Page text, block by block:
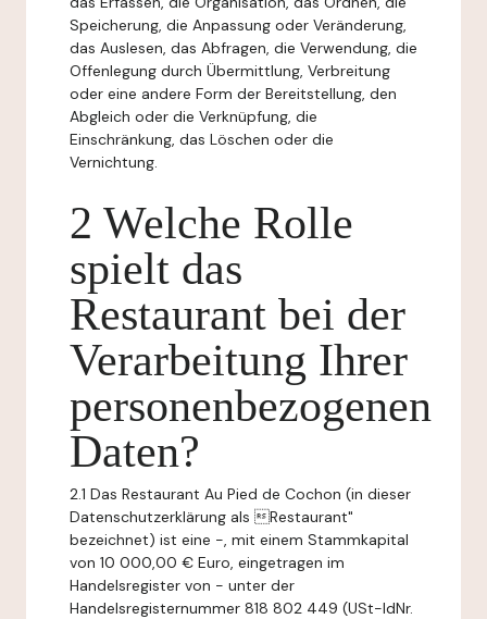
Speicherung, die Anpassung oder Veränderung,
das Auslesen, das Abfragen, die Verwendung, die
Offenlegung durch Übermittlung, Verbreitung
oder eine andere Form der Bereitstellung, den
Abgleich oder die Verknüpfung, die
Einschränkung, das Löschen oder die
Vernichtung.
2 Welche Rolle
spielt das
Restaurant bei der
Verarbeitung Ihrer
personenbezogenen
Daten?
2.1 Das Restaurant Au Pied de Cochon (in dieser
Datenschutzerklärung als Restaurant"
bezeichnet) ist eine -, mit einem Stammkapital
von 10 000,00 € Euro, eingetragen im
Handelsregister von - unter der
Handelsregisternummer 818 802 449 (USt-IdNr.